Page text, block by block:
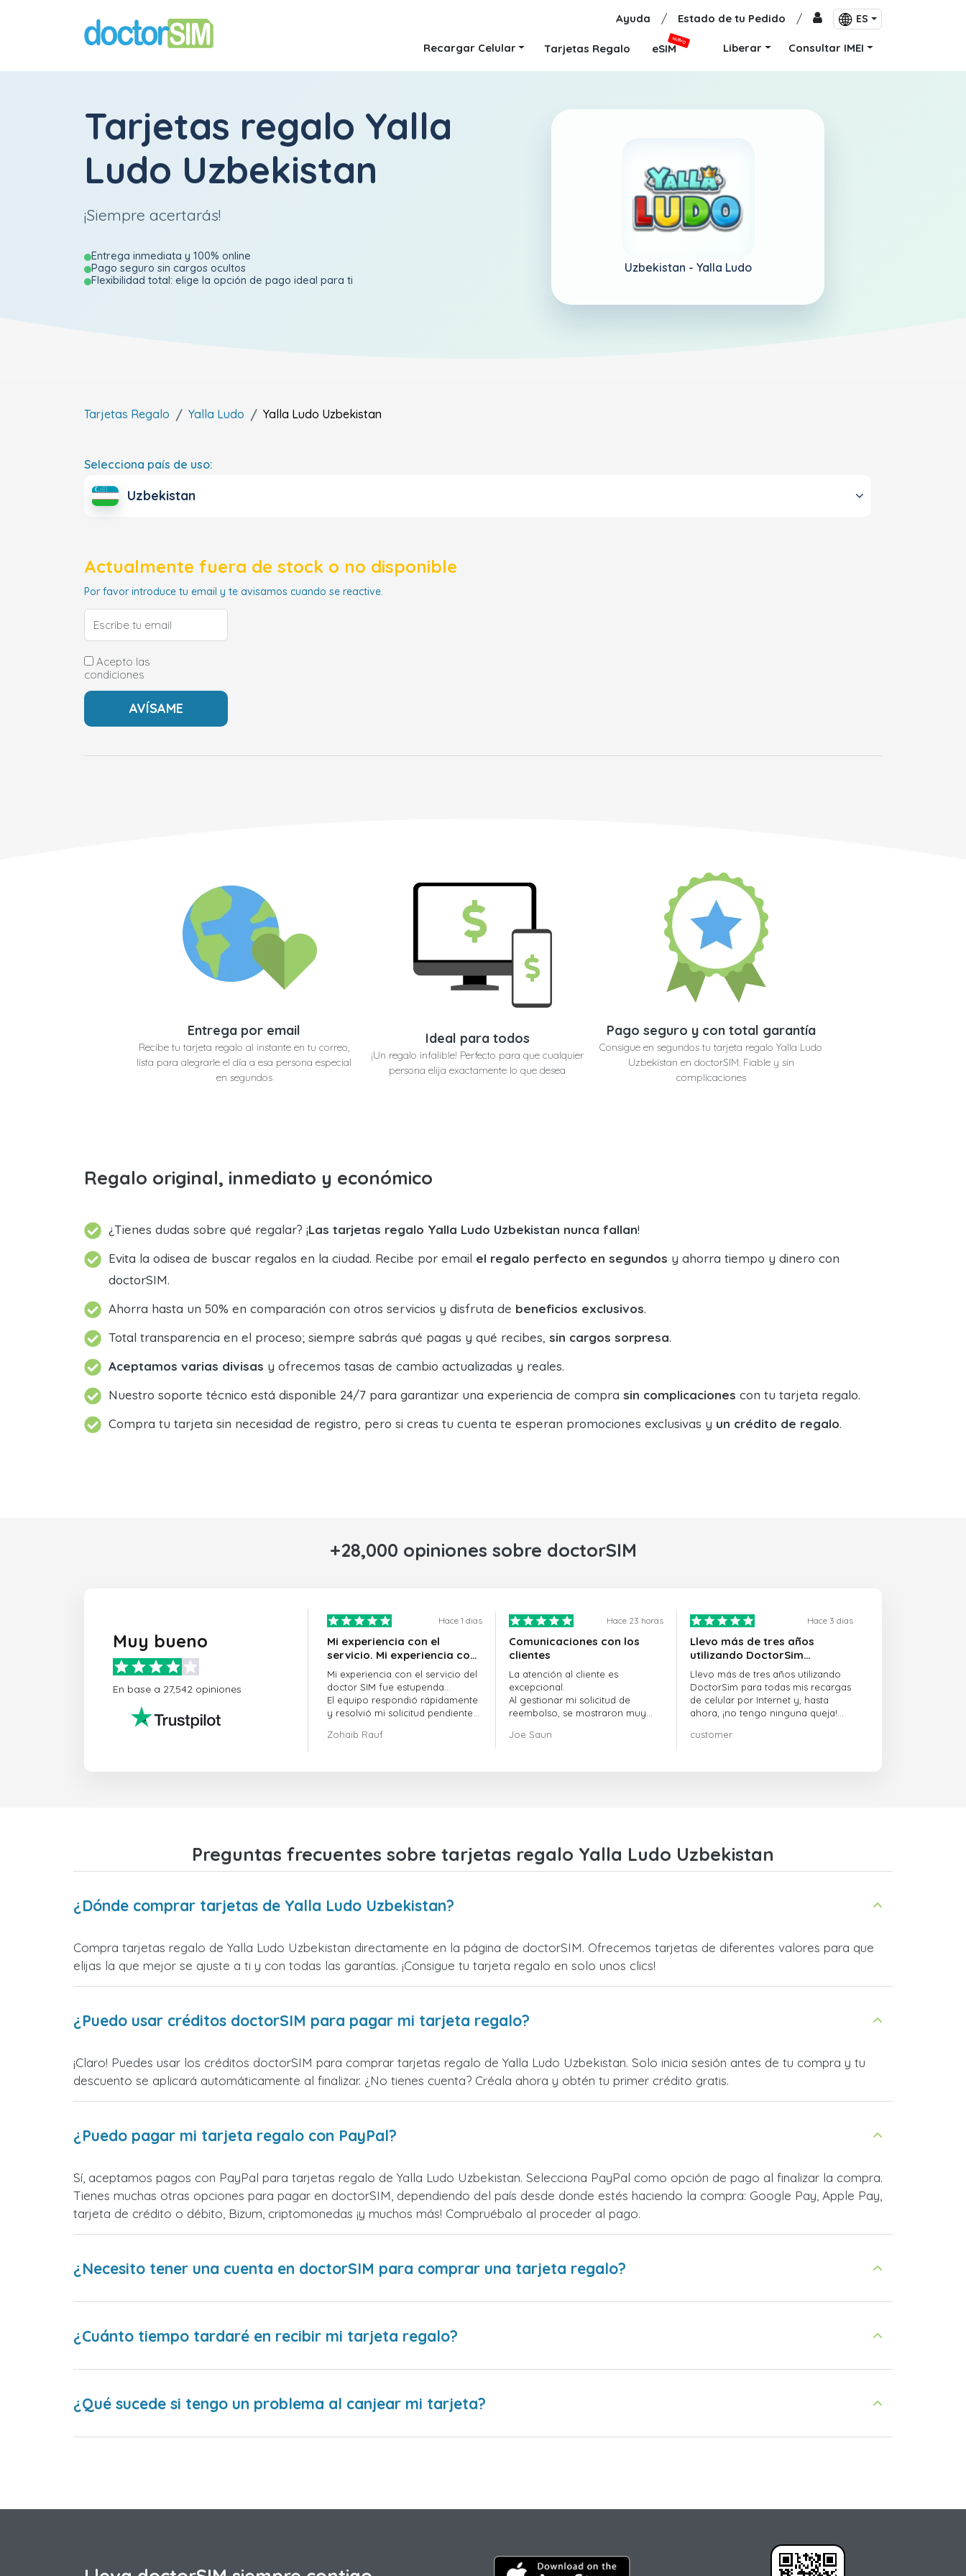
Ayuda / Estado de tu Pedido / ES
Recargar Celular Tarjetas Regalo eSIM
NUEVO
Liberar Consultar IMEI
Tarjetas regalo Yalla
Ludo Uzbekistan
¡Siempre acertarás!
Entrega inmediata y 100% online
Pago seguro sin cargos ocultos
Flexibilidad total: elige la opción de pago ideal para ti
Uzbekistan - Yalla Ludo
Tarjetas Regalo Yalla Ludo Yalla Ludo Uzbekistan
Selecciona país de uso:
Uzbekistan
Actualmente fuera de stock o no disponible
Por favor introduce tu email y te avisamos cuando se reactive.
Acepto las
condiciones
Entrega por email
Recibe tu tarjeta regalo al instante en tu correo,
lista para alegrarle el día a esa persona especial
en segundos
Ideal para todos
¡Un regalo infalible! Perfecto para que cualquier
persona elija exactamente lo que desea
Pago seguro y con total garantía
Consigue en segundos tu tarjeta regalo Yalla Ludo
Uzbekistan en doctorSIM. Fiable y sin
complicaciones
Regalo original, inmediato y económico
¿Tienes dudas sobre qué regalar? ¡Las tarjetas regalo Yalla Ludo Uzbekistan nunca fallan!
Evita la odisea de buscar regalos en la ciudad. Recibe por email el regalo perfecto en segundos y ahorra tiempo y dinero con
doctorSIM.
Ahorra hasta un 50% en comparación con otros servicios y disfruta de beneficios exclusivos.
Total transparencia en el proceso; siempre sabrás qué pagas y qué recibes, sin cargos sorpresa.
Aceptamos varias divisas y ofrecemos tasas de cambio actualizadas y reales.
Nuestro soporte técnico está disponible 24/7 para garantizar una experiencia de compra sin complicaciones con tu tarjeta regalo.
Compra tu tarjeta sin necesidad de registro, pero si creas tu cuenta te esperan promociones exclusivas y un crédito de regalo.
+28,000 opiniones sobre doctorSIM
Muy bueno
En base a 27,542 opiniones
Hace 1 dias
Mi experiencia con el
servicio. Mi experiencia con
el servicio de doctorSIM fue
estupenda.
Mi experiencia con el servicio del
doctor SIM fue estupenda...
El equipo respondió rápidamente
y resolvió mi solicitud pendiente
En general, fue una gran decisión
Zohaib Rauf
Hace 23 horas
Comunicaciones con los
clientes
La atención al cliente es
excepcional.
Al gestionar mi solicitud de
reembolso, se mostraron muy
gestión del proceso, y lograron
Joe Saun
Hace 3 dias
Llevo más de tres años
utilizando DoctorSim…
Llevo más de tres años utilizando
DoctorSim para todas mis recargas
de celular por Internet y, hasta
ahora, ¡no tengo ninguna queja!
customer
Preguntas frecuentes sobre tarjetas regalo Yalla Ludo Uzbekistan
¿Dónde comprar tarjetas de Yalla Ludo Uzbekistan?
Compra tarjetas regalo de Yalla Ludo Uzbekistan directamente en la página de doctorSIM. Ofrecemos tarjetas de diferentes valores para que
elijas la que mejor se ajuste a ti y con todas las garantías. ¡Consigue tu tarjeta regalo en solo unos clics!
¿Puedo usar créditos doctorSIM para pagar mi tarjeta regalo?
¡Claro! Puedes usar los créditos doctorSIM para comprar tarjetas regalo de Yalla Ludo Uzbekistan. Solo inicia sesión antes de tu compra y tu
descuento se aplicará automáticamente al finalizar. ¿No tienes cuenta? Créala ahora y obtén tu primer crédito gratis.
¿Puedo pagar mi tarjeta regalo con PayPal?
Sí, aceptamos pagos con PayPal para tarjetas regalo de Yalla Ludo Uzbekistan. Selecciona PayPal como opción de pago al finalizar la compra.
Tienes muchas otras opciones para pagar en doctorSIM, dependiendo del país desde donde estés haciendo la compra: Google Pay, Apple Pay,
tarjeta de crédito o débito, Bizum, criptomonedas ¡y muchos más! Compruébalo al proceder al pago.
¿Necesito tener una cuenta en doctorSIM para comprar una tarjeta regalo?
¿Cuánto tiempo tardaré en recibir mi tarjeta regalo?
¿Qué sucede si tengo un problema al canjear mi tarjeta?